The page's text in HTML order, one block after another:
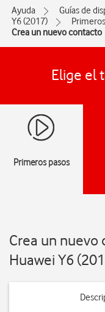
Ayuda Guías de
Y6 (2017)
Crea un nuevo contacto
Elige el
Primeros pasos
Crea un
Huawei Y6